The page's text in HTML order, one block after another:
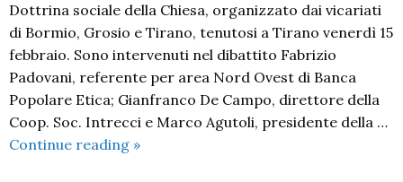
Dottrina sociale della Chiesa, organizzato dai vicariati
di Bormio, Grosio e Tirano, tenutosi a Tirano venerdì 15
febbraio. Sono intervenuti nel dibattito Fabrizio
Padovani, referente per area Nord Ovest di Banca
Popolare Etica; Gianfranco De Campo, direttore della
Coop. Soc. Intrecci e Marco Agutoli, presidente della …
Continue reading Dottrina
»